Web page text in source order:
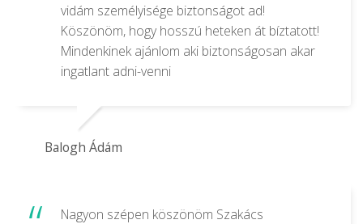
vidám személyisége biztonságot ad!
Köszönöm, hogy hosszú heteken át bíztatott!
Mindenkinek ajánlom aki biztonságosan akar
ingatlant adni-venni
Balogh Ádám
Nagyon szépen köszönöm Szakács